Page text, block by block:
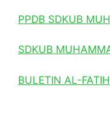
PPDB SDKUB
SDKUB
BULETIN AL-FATIH